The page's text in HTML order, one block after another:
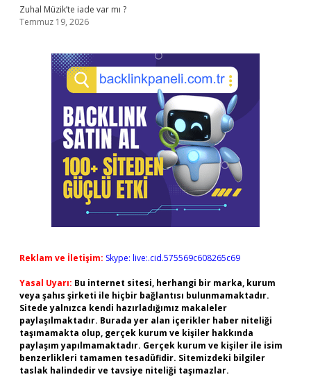
Zuhal Müzik’te iade var mı ?
Temmuz 19, 2026
Reklam ve İletişim: Skype: live:.cid.575569c608265c69
Yasal Uyarı: Bu internet sitesi, herhangi bir marka, kurum
veya şahıs şirketi ile hiçbir bağlantısı bulunmamaktadır.
Sitede yalnızca kendi hazırladığımız makaleler
paylaşılmaktadır. Burada yer alan içerikler haber niteliği
taşımamakta olup, gerçek kurum ve kişiler hakkında
paylaşım yapılmamaktadır. Gerçek kurum ve kişiler ile isim
benzerlikleri tamamen tesadüfidir. Sitemizdeki bilgiler
taslak halindedir ve tavsiye niteliği taşımazlar.